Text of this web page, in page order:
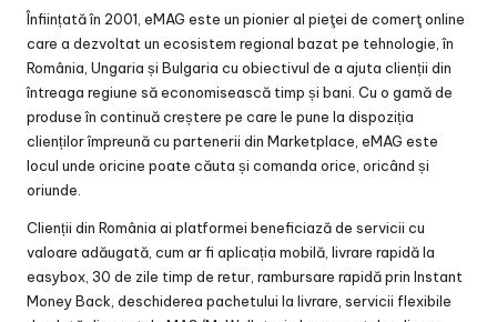
Înființată în 2001, eMAG este un pionier al pieţei de comerţ online
care a dezvoltat un ecosistem regional bazat pe tehnologie, în
România, Ungaria și Bulgaria cu obiectivul de a ajuta clienții din
întreaga regiune să economisească timp și bani. Cu o gamă de
produse în continuă creștere pe care le pune la dispoziția
clienților împreună cu partenerii din Marketplace, eMAG este
locul unde oricine poate căuta și comanda orice, oricând și
oriunde.
Clienții din România ai platformei beneficiază de servicii cu
valoare adăugată, cum ar fi aplicația mobilă, livrare rapidă la
easybox, 30 de zile timp de retur, rambursare rapidă prin Instant
Money Back, deschiderea pachetului la livrare, servicii flexibile